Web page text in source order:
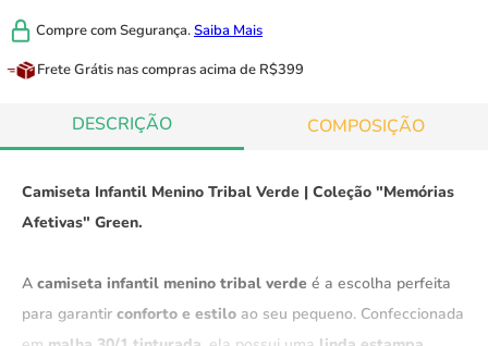
Compre comSegurança.Saiba Mais
Frete Grátis nas compras acima de R$399
DESCRIÇÃO COMPOSIÇÃO
Camiseta Infantil Menino Tribal Verde | Coleção "Memórias
Afetivas" Green.
A camiseta infantil menino tribal verde é a escolha perfeita
para garantir conforto e estilo ao seu pequeno. Confeccionada